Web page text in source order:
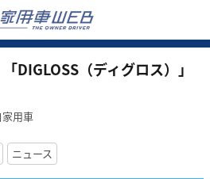
DIGLOSS（ディグロス）」
用車
ニュース